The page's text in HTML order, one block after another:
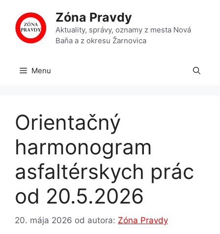
obsah
Zóna Pravdy
Aktuality, správy, oznamy z mesta Nová
Baňa a z okresu Žarnovica
Menu
Orientačný
harmonogram
asfaltérskych prác
od 20.5.2026
20. mája 2026 od autora: Zóna Pravdy